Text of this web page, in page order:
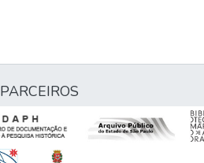
PARCEIROS